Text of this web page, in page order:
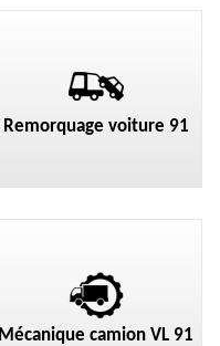
Remorquage voiture 91
Mécanique camion VL 91